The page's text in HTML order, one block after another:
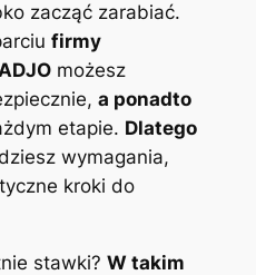
zacząć zarabiać.
firmy
możesz
a ponadto
etapie. Dlatego
wymagania,
kroki do
stawki? W takim